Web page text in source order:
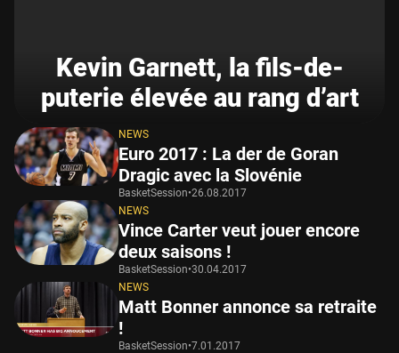
Kevin Garnett, la fils-de-
puterie élevée au rang d’art
NEWS
Euro 2017 : La der de Goran
Dragic avec la Slovénie
BasketSession•26.08.2017
NEWS
Vince Carter veut jouer encore
deux saisons !
BasketSession•30.04.2017
NEWS
Matt Bonner annonce sa retraite
!
BasketSession•7.01.2017